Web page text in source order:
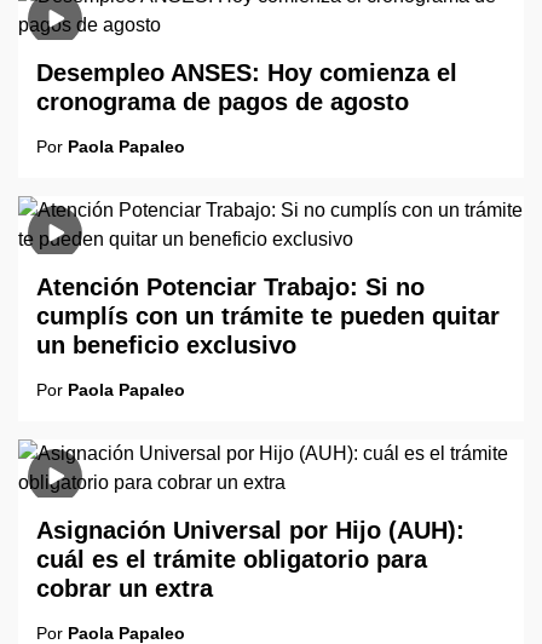
Desempleo ANSES: Hoy comienza el
cronograma de pagos de agosto
Por Paola Papaleo
Atención Potenciar Trabajo: Si no
cumplís con un trámite te pueden quitar
un beneficio exclusivo
Por Paola Papaleo
Asignación Universal por Hijo (AUH):
cuál es el trámite obligatorio para
cobrar un extra
Por Paola Papaleo